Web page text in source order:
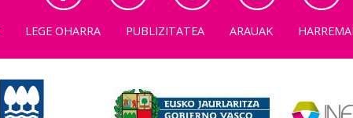
LEGE OHARRA PUBLIZITATEA ARAUAK